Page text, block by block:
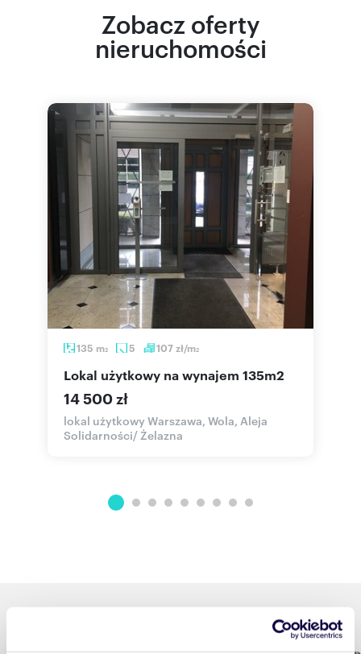
Zobacz oferty
nieruchomości
135 m2 5 107zł/m2
lokal użytkowy na wynajem 135m2
14 500 zł
lokal użytkowy Warszawa, Wola, Aleja
Solidarności/ Żelazna
Podobne tematy